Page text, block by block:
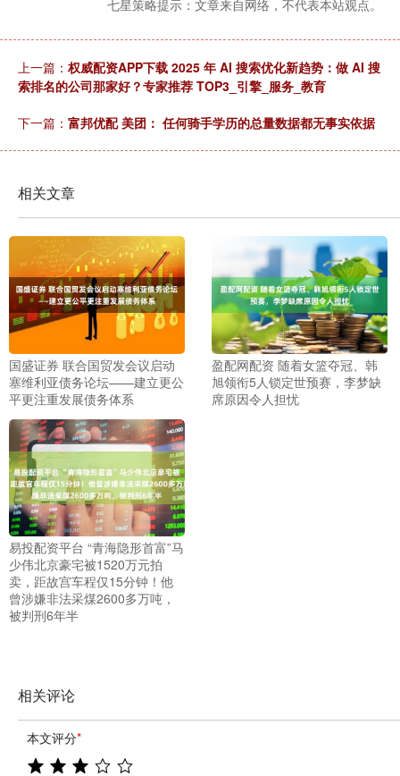
七星策略提示：文章来自网络，不代表本站观点。
上一篇： 权威配资APP下载 2025 年 AI 搜索优化新趋势：做 AI 搜
索排名的公司那家好？专家推荐 TOP3_引擎_服务_教育
下一篇： 富邦优配 美团： 任何骑手学历的总量数据都无事实依据
相关文章
国盛证券 联合国贸发会议启动
塞维利亚债务论坛——建立更公
平更注重发展债务体系
盈配网配资 随着女篮夺冠、韩
旭领衔5人锁定世预赛，李梦缺
席原因令人担忧
易投配资平台 “青海隐形首富”马
少伟北京豪宅被1520万元拍
卖，距故宫车程仅15分钟！他
曾涉嫌非法采煤2600多万吨，
被判刑6年半
相关评论
本文评分*